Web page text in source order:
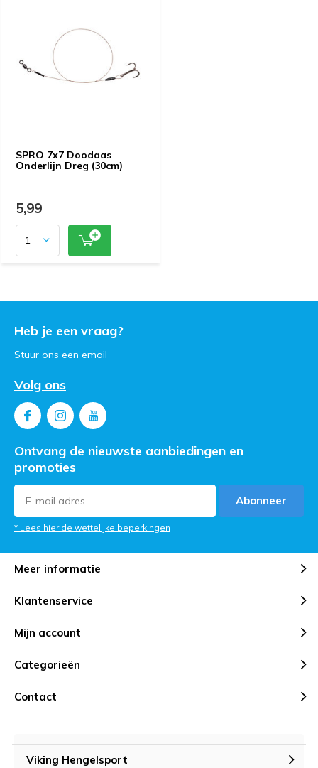
SPRO 7x7 Doodaas
Onderlijn Dreg (30cm)
5,99
Heb je een vraag?
Stuur ons een email
Volg ons
Ontvang de nieuwste aanbiedingen en
promoties
Abonneer
* Lees hier de wettelijke beperkingen
Meer informatie
Klantenservice
Mijn account
Categorieën
Contact
Viking Hengelsport